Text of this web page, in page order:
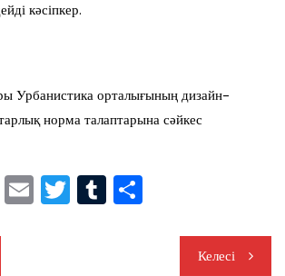
кәсіпкер.
Урбанистика орталығының дизайн-
норма талаптарына сәйкес
T E T T
Келесі